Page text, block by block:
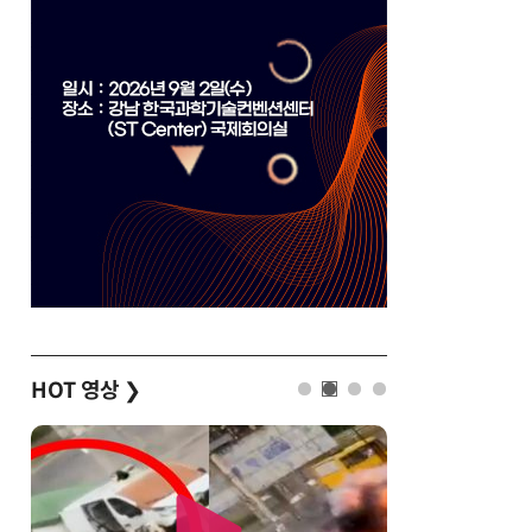
HOT 영상 ❯